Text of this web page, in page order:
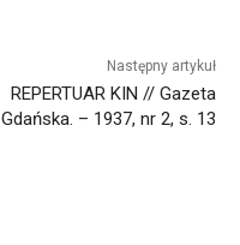
Następny artykuł
REPERTUAR KIN // Gazeta
Gdańska. – 1937, nr 2, s. 13